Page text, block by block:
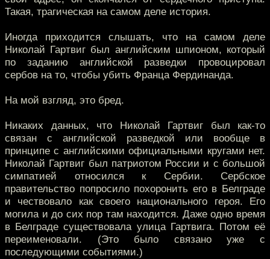
Такая, трагическая на самом деле история.
Иногда приходится слышать, что на самом деле
Николай Гартвиг был английским шпионом, который
по заданию английской разведки провоцировал
сербов на то, чтобы убить Франца Фердинанда.
На мой взгляд, это бред.
Никаких данных, что Николай Гартвиг был как-то
связан с английской разведкой или вообще в
принципе с английскими официальными кругами нет.
Николай Гартвиг был патриотом России и с большой
симпатией относился к Сербии. Сербское
правительство попросило похоронить его в Белграде
и чествовало как своего национального героя. Его
могила и до сих пор там находится. Даже одно время
в Белграде существовала улица Гартвига. Потом её
переименовали. (Это было связано уже с
последующими событиями.)